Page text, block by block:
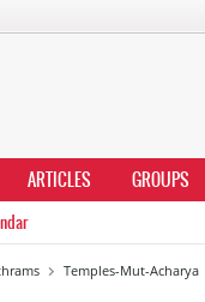
ARTICLES GROUPS
Temples-Mut-Acharya